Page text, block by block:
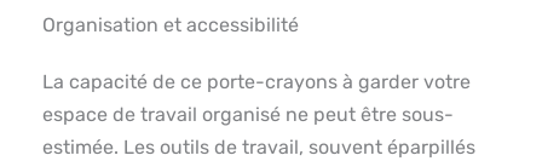
Organisation et accessibilité
La capacité de ce porte-crayons à garder votre
espace de travail organisé ne peut être sous-
estimée. Les outils de travail, souvent éparpillés